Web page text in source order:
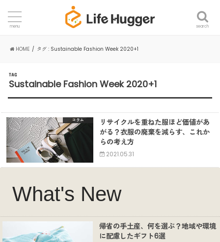
search
menu
HOME タグ : Sustainable Fashion Week 2020+1
TAG
Sustainable Fashion Week 2020+1
コラム
リサイクルを重ねた服ほど価値があ
がる？衣服の廃棄を減らす、これか
らの考え方
2021.05.31
What's New
帰省の手土産、何を選ぶ？地域や環境
に配慮したギフト6選